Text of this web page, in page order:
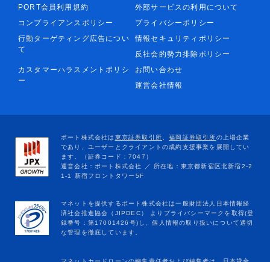
PORT会員利用規約
外部サービスの利用について
コンプライアンスポリシー
プライバシーポリシー
行動ターゲティング広告につい
て
情報セキュリティポリシー
反社会的勢力排除ポリシー
カスタマーハラスメントポリシ
ー
お問い合わせ
運営会社情報